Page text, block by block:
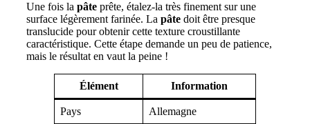
Une fois la pâte prête, étalez-la très finement sur une
surface légèrement farinée. La pâte doit être presque
translucide pour obtenir cette texture croustillante
caractéristique. Cette étape demande un peu de patience,
mais le résultat en vaut la peine !
Élément Information
Pays Allemagne